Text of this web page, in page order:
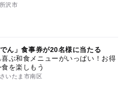
沢市
ん」食事券が20名様に当たる
ぶ和食メニューがいっぱい！お得
を楽しもう
いたま市南区